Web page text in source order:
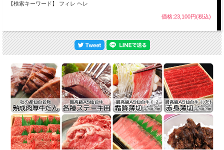
【検索キーワード】 フィレ ヘレ
価格:23,100円(税込)